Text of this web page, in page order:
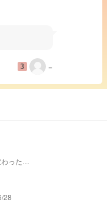
3 −
った…
28